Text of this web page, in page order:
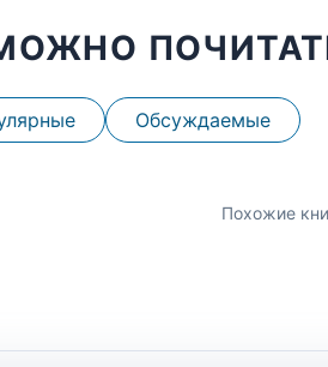
Обсуждаемые
Похожие